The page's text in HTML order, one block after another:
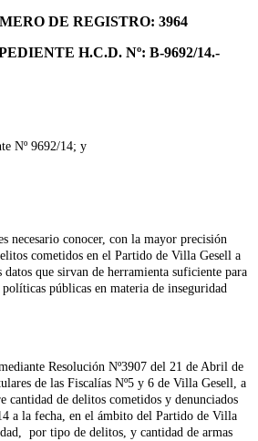
REGISTRO: 3964
Nº: B-9692/14.-
14; y
con la mayor precisión
cometidos en el Partido de Villa Gesell a
que sirvan de herramienta suficiente para
públicas en materia de inseguridad
Nº3907 del 21 de Abril de
de las Fiscalías Nº5 y 6 de Villa Gesell, a
cantidad de delitos cometidos y denunciados
a la fecha, en el ámbito del Partido de Villa
por tipo de delitos, y cantidad de armas